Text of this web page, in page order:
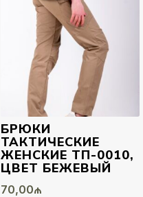
БРЮКИ
ТАКТИЧЕСКИЕ
ЖЕНСКИЕ ТП-0010,
ЦВЕТ БЕЖЕВЫЙ
70,00₼